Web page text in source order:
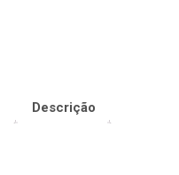
Descrição